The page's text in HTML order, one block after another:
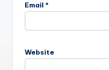
Email *
Website